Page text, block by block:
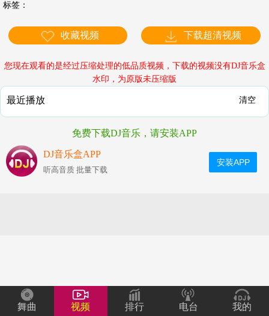
舞曲 视频 排行 电台 我的
标签：
收藏视频 下载超清视频
您现在观看的是经过压缩处理的低品质视频，下载的视频没有DJ音乐盒
水印，为原版未压缩版
最近播放 清空
免费下载DJ音乐，请安装APP
DJ音乐盒APP
听高音质 批量下载
安装APP